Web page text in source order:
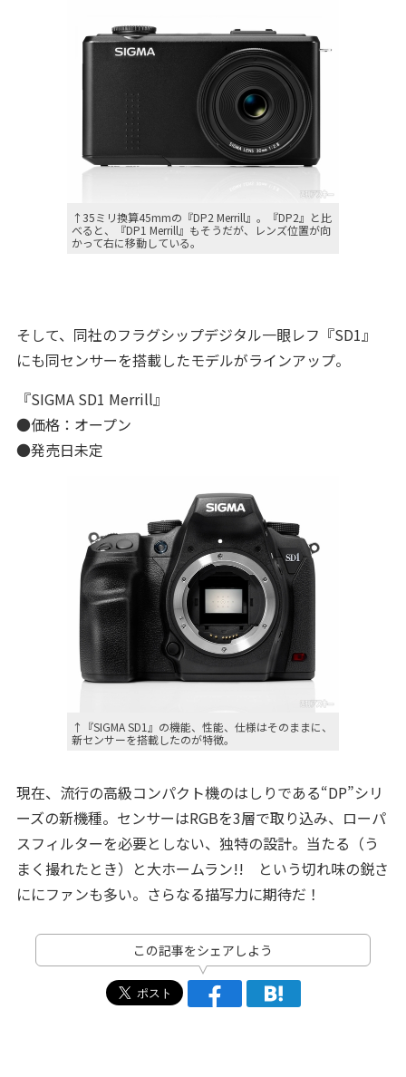
↑35ミリ換算45mmの『DP2 Merrill』。『DP2』と比
べると、『DP1 Merrill』もそうだが、レンズ位置が向
かって右に移動している。
そして、同社のフラグシップデジタル一眼レフ『SD1』
にも同センサーを搭載したモデルがラインアップ。
『SIGMA SD1 Merrill』
●価格：オープン
●発売日未定
↑『SIGMA SD1』の機能、性能、仕様はそのままに、
新センサーを搭載したのが特徴。
現在、流行の高級コンパクト機のはしりである“DP”シリ
ーズの新機種。センサーはRGBを3層で取り込み、ローパ
スフィルターを必要としない、独特の設計。当たる（う
まく撮れたとき）と大ホームラン!! という切れ味の鋭さ
ににファンも多い。さらなる描写力に期待だ！
この記事をシェアしよう